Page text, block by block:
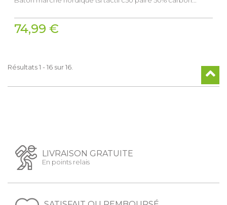
74,99 €
Résultats 1 - 16 sur 16.
LIVRAISON GRATUITE
En points relais